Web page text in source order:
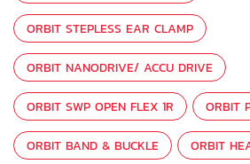
ORBIT STEPLESS EAR CLAMP
ORBIT NANODRIVE/ ACCU DRIVE
ORBIT SWP OPEN FLEX 1R ORBIT
ORBIT BAND & BUCKLE ORBIT